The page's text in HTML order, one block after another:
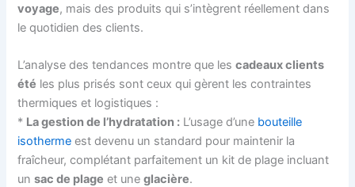
voyage, mais des produits qui s’intègrent réellement dans
le quotidien des clients.
L’analyse des tendances montre que lescadeaux clients
été les plus prisés sont ceux qui gèrent les contraintes
thermiques et logistiques :
* La gestion de l’hydratation : L’usage d’une bouteille
isotherme est devenu un standard pour maintenir la
fraîcheur, complétant parfaitement un kit de plage incluant
unsac de plage et uneglacière.